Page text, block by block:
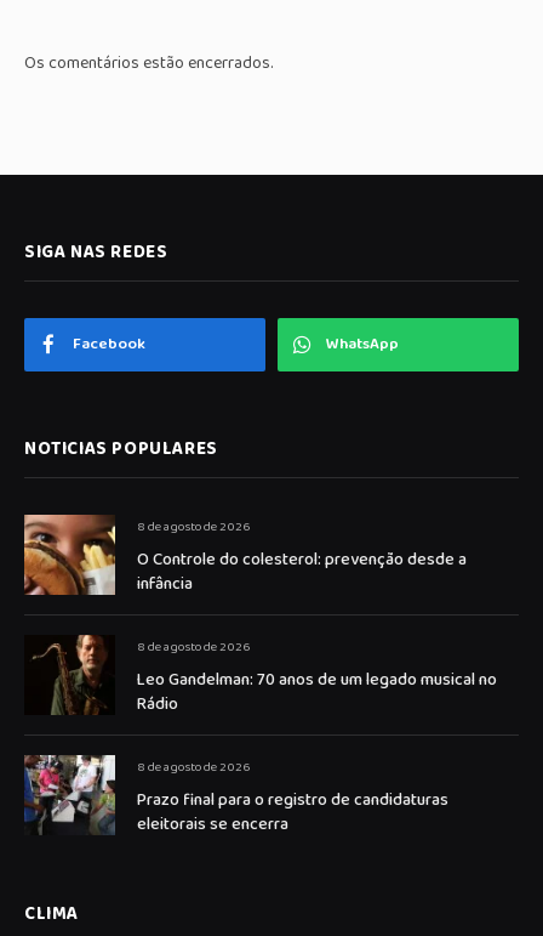
Os comentários estão encerrados.
SIGA NAS REDES
Facebook WhatsApp
NOTICIAS POPULARES
8 de agosto de 2026
O Controle do colesterol: prevenção desde a
infância
8 de agosto de 2026
Leo Gandelman: 70 anos de um legado musical no
Rádio
8 de agosto de 2026
Prazo final para o registro de candidaturas
eleitorais se encerra
CLIMA